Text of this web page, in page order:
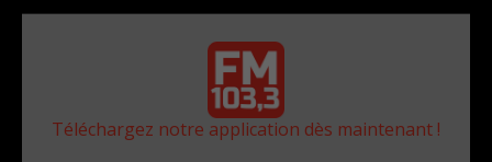
Téléchargez notre application dès maintenant !